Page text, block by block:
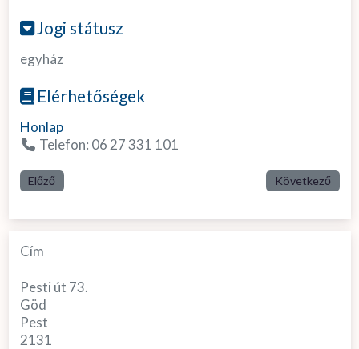
Jogi státusz
egyház
Elérhetőségek
Honlap
Telefon: 06 27 331 101
Előző Következő
Cím
Pesti út 73.
Göd
Pest
2131